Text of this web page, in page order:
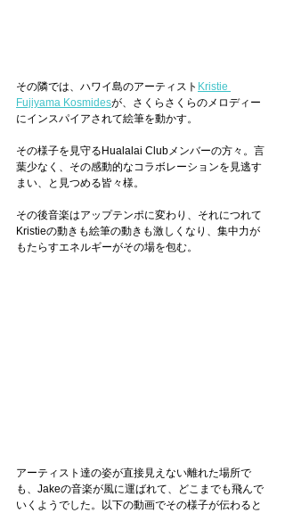
その隣では、ハワイ島のアーティスト Kristie
Fujiyama Kosmidesが、さくらさくらのメロディー
にインスパイアされて絵筆を動かす。
その様子を見守るHualalai Clubメンバーの方々。言
葉少なく、その感動的なコラボレーションを見逃す
まい、と見つめる皆々様。
その後音楽はアップテンポに変わり、それにつれて
Kristieの動きも絵筆の動きも激しくなり、集中力が
もたらすエネルギーがその場を包む。
アーティスト達の姿が直接見えない離れた場所で
も、Jakeの音楽が風に運ばれて、どこまでも飛んで
いくようでした。以下の動画でその様子が伝わると